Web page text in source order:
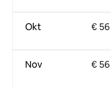
Okt
Nov
€ 56
€ 56